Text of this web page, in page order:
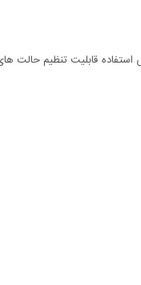
در 11 حالت مختلف به صورت فانوسی (با نور های قرمز یا سفید) و یا روشنایی